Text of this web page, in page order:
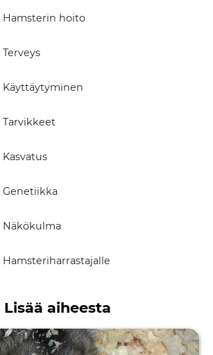
Hamsterin hoito
Terveys
Käyttäytyminen
Tarvikkeet
Kasvatus
Genetiikka
Näkökulma
Hamsteriharrastajalle
Lisää aiheesta